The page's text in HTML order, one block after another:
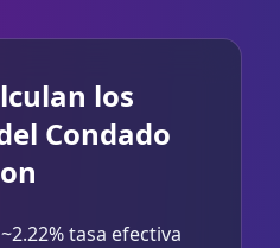
los
Condado
tasa efectiva